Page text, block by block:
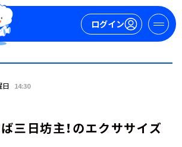
ログイン
日 14:30
三日坊主！のエクササイズ